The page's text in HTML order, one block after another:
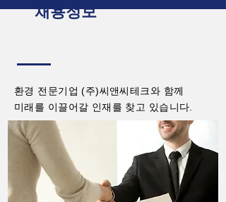
채용정보
환경 전문기업 (주)씨앤씨테크와 함께
미래를 이끌어갈 인재를 찾고 있습니다.